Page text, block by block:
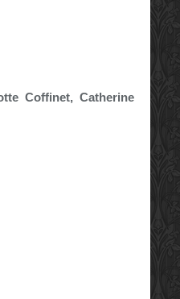
Coffinet, Catherine